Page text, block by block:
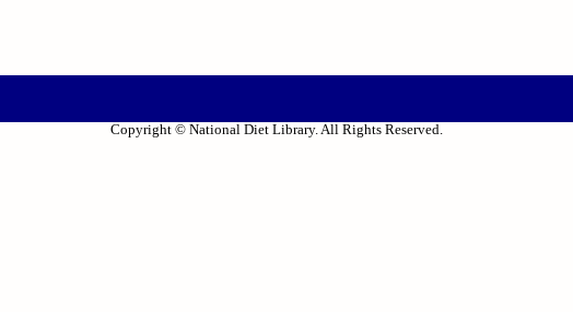
Copyright © National Diet Library. All Rights Reserved.